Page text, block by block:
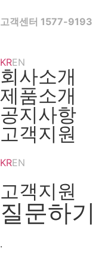
to
고객센터 1577-9193
KREN
회사소개
제품소개
공지사항
고객지원
KREN
고객지원
질문하기
·